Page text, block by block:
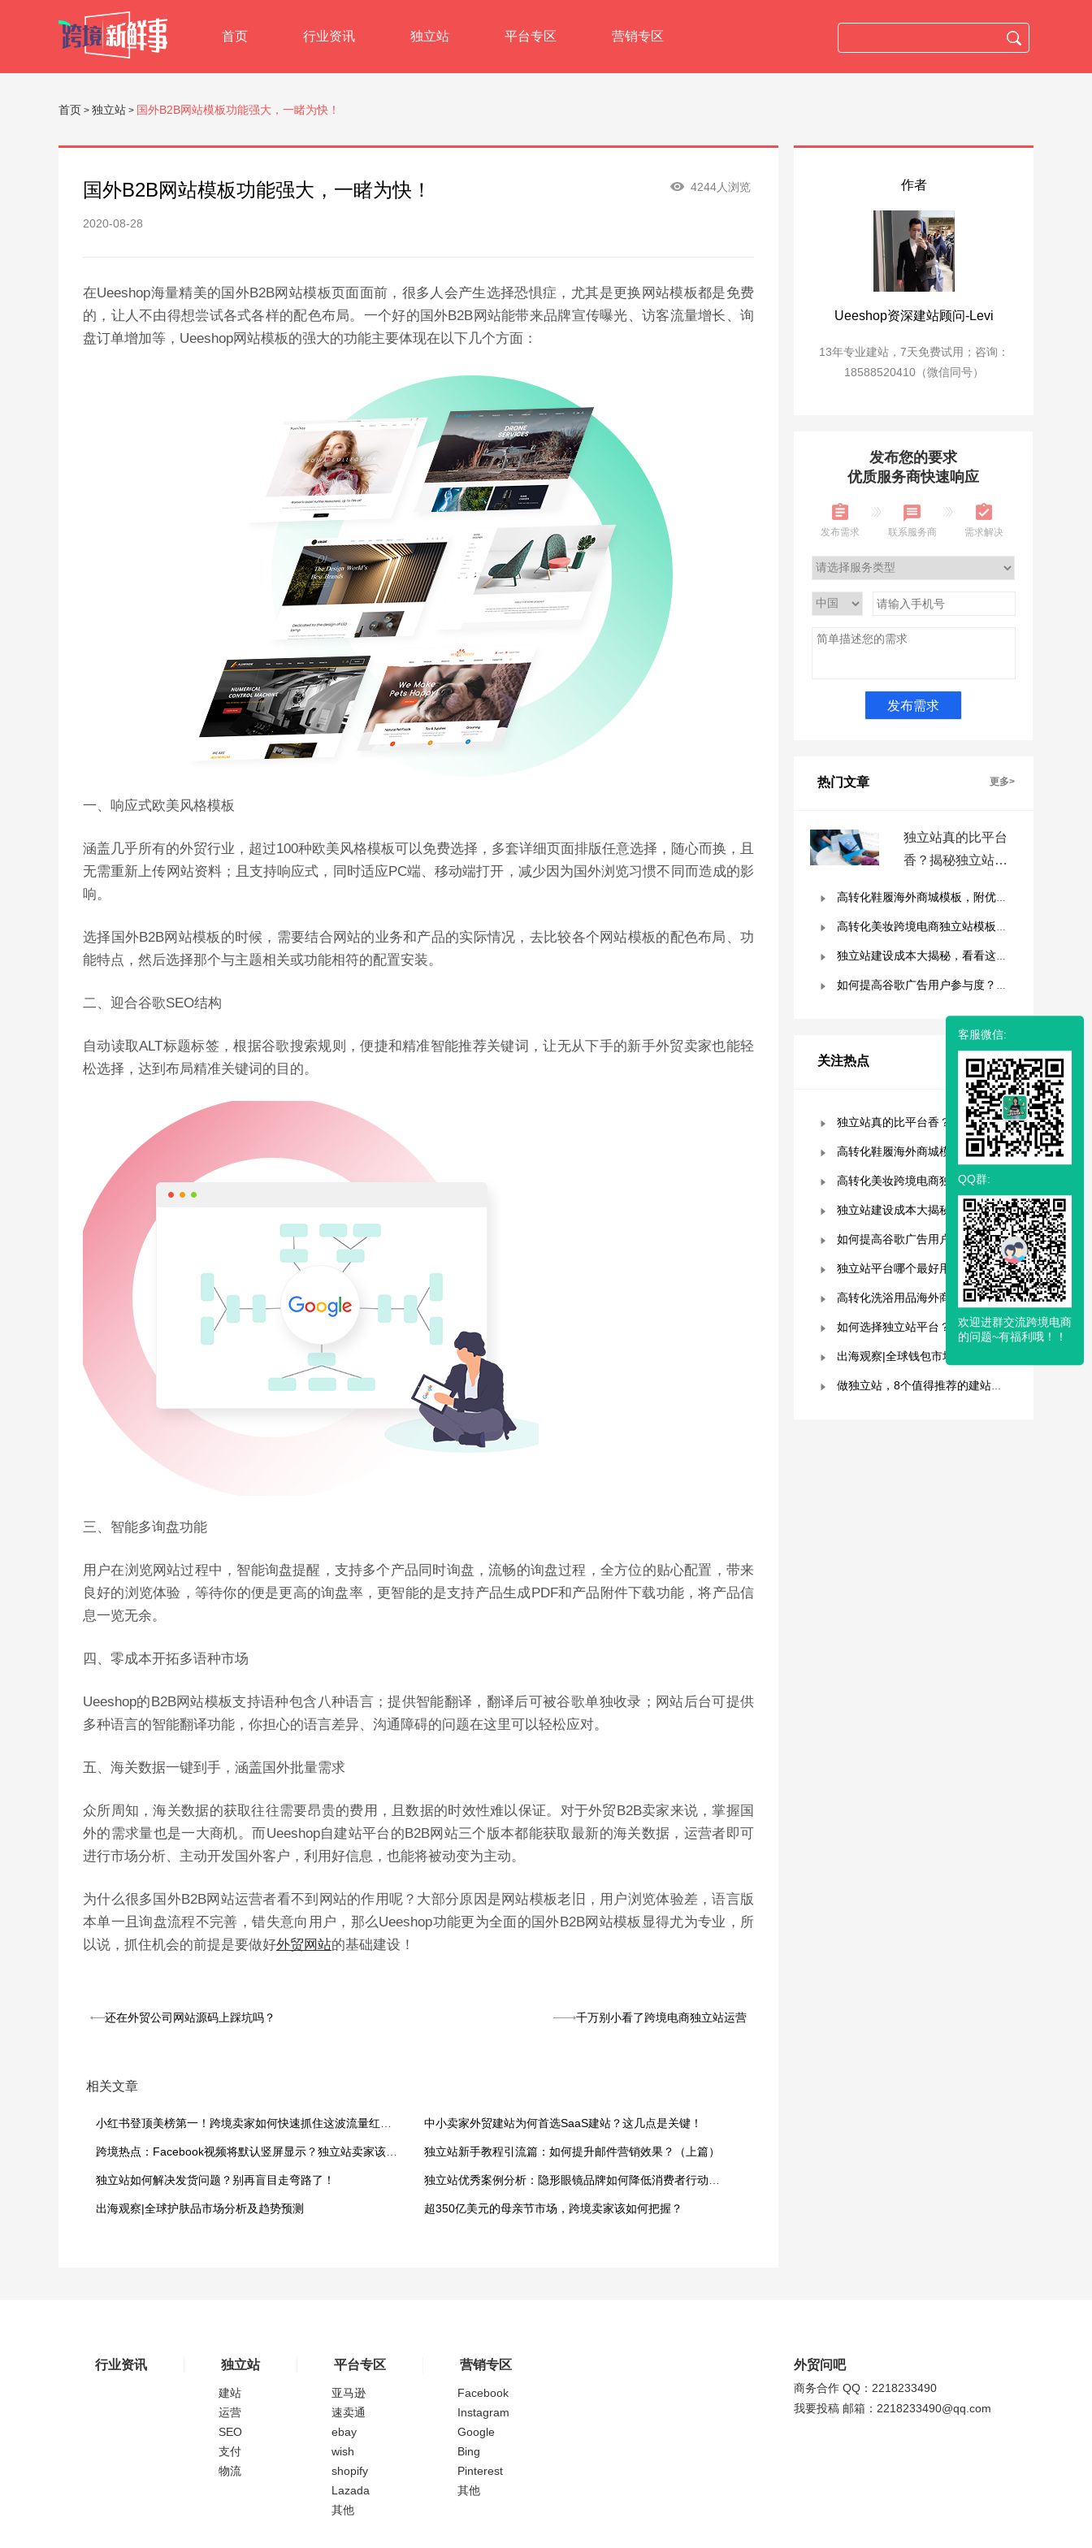
首页 行业资讯 独立站 平台专区 营销专区
首页 > 独立站 > 国外B2B网站模板功能强大，一睹为快！
国外B2B网站模板功能强大，一睹为快！
2020-08-28
4244人浏览
在Ueeshop海量精美的国外B2B网站模板页面面前，很多人会产生选择恐惧症，尤其是更换网站模板都是免费
的，让人不由得想尝试各式各样的配色布局。 一个好的国外B2B网站能带来品牌宣传曝光、访客流量增长、询
盘订单增加等， Ueeshop网站模板的强大的功能主要体现在以下几个方面：
一、响应式欧美风格模板
涵盖几乎所有的外贸行业，超过100种欧美风格模板可以免费选择，多套详细页面排版任意选择，随心而换，且
无需重新上传网站资料；且支持响应式，同时适应PC端、移动端打开，减少因为国外浏览习惯不同而造成的影
响。
选择国外B2B网站模板的时候，需要结合网站的业务和产品的实际情况，去比较各个网站模板的配色布局、功
能特点，然后选择那个与主题相关或功能相符的配置安装。
二、迎合谷歌SEO结构
自动读取ALT标题标签，根据谷歌搜索规则，便捷和精准智能推荐关键词 ，让无从下手的新手外贸卖家也能轻
松选择， 达到布局精准关键词的目的。
三、智能多询盘功能
用户在浏览网站过程中，智能询盘提醒，支持多个产品同时询盘，流畅的询盘过程，全方位的贴心配置，带来
良好的浏览体验，等待你的便是更高的询盘率，更智能的是支持产品生成PDF和产品附件下载功能，将产品信
息一览无余。
四、零成本开拓多语种市场
Ueeshop的B2B网站模板支持语种包含八种语言；提供智能翻译，翻译后可被谷歌单独收录；网站后台可提供
多种语言的智能翻译功能， 你担心的语言差异、沟通障碍的问题在这里可以轻松应对。
五、海关数据一键到手，涵盖国外批量需求
众所周知，海关数据的获取往往需要昂贵的费用，且数据的时效性难以保证。 对于外贸B2B卖家来说，掌握国
外的需求量也是一大商机。而Ueeshop自建站平台的B2B网站三个版本都能获取最新的海关数据，运营者即可
进行市场分析、主动开发国外客户，利用好信息，也能将被动变为主动。
为什么很多国外B2B网站运营者看不到网站的作用呢？大部分原因是网站模板老旧，用户浏览体验差，语言版
本单一且询盘流程不完善，错失意向用户，那么Ueeshop功能更为全面的国外B2B网站模板显得尤为专业，所
以说，抓住机会的前提是要做好外贸网站的基础建设！
还在外贸公司网站源码上踩坑吗？ 千万别小看了跨境电商独立站运营
相关文章
中小卖家外贸建站为何首选SaaS建站？这几点是关键！
独立站新手教程引流篇：如何提升邮件营销效果？（上篇）
独立站如何解决发货问题？别再盲目走弯路了！
出海观察|全球护肤品市场分析及趋势预测 超350亿美元的母亲节市场，跨境卖家该如何把握？
作者
Ueeshop资深建站顾问-Levi
13年专业建站，7天免费试用；咨询：
18588520410（微信同号）
发布您的要求
优质服务商快速响应
发布需求 联系服务商 需求解决
热门文章 更多>
独立站真的比平台
香？揭秘独立站被
关注热点 更多>
独立站真的比平台香？揭秘独立站被低估的9个优势！
高转化鞋履海外商城模板，附优秀案例拆解
独立站建设成本大揭秘，看看这些费用你准备好了吗？
如何提高谷歌广告用户参与度？这几点是关键！
独立站平台哪个最好用？深度解析与平台选择指南！
高转化洗浴用品海外商城模板，附优秀案例拆解
如何选择独立站平台？8大平台对比分析！建议收藏！
行业资讯 独立站
建站
运营
SEO
支付
物流
平台专区
亚马逊
速卖通
ebay
wish
shopify
Lazada
其他
营销专区
Facebook
Instagram
Google
Bing
Pinterest
其他
外贸问吧
商务合作 QQ：2218233490
我要投稿 邮箱：2218233490@qq.com
客服微信:
QQ群:
欢迎进群交流跨境电商
的问题~有福利哦！！